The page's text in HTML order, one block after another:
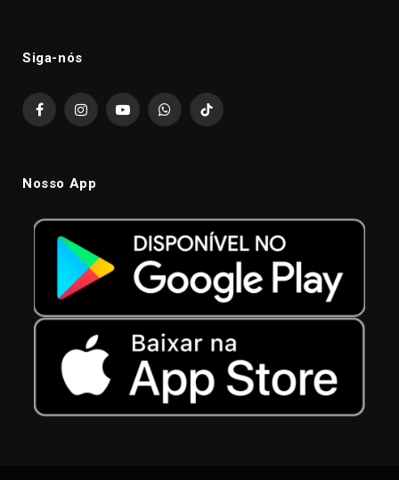
Siga-nós
FacebookInstagramYouTubeWhatsAppTikTok
Nosso App